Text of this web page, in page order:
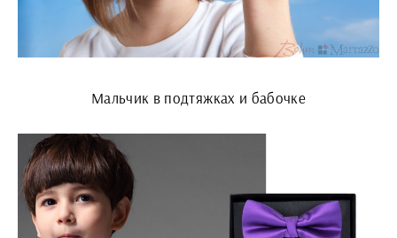
Мальчик в подтяжках и бабочке